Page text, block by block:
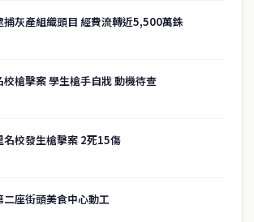
捕灰產組織頭目 經費流轉近5,500萬銖
校槍擊案 學生槍手自戕 動機待查
名校發生槍擊案 2死15傷
二座街頭美食中心動工
的中文新聞內容。
工商